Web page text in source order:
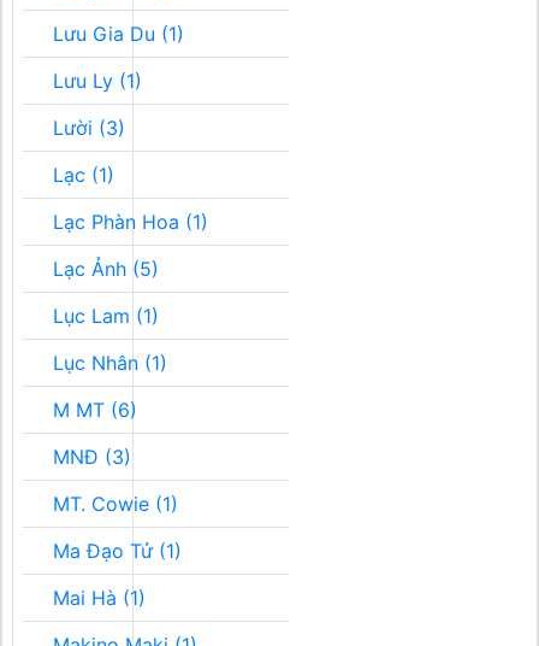
Lưu Gia Du (1)
Lưu Ly (1)
Lười (3)
Lạc (1)
Lạc Phàn Hoa (1)
Lạc Ảnh (5)
Lục Lam (1)
Lục Nhân (1)
M MT (6)
MNĐ (3)
MT. Cowie (1)
Ma Đạo Tử (1)
Mai Hà (1)